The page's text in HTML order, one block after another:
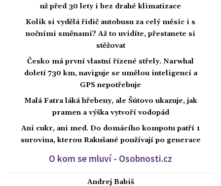
už před 30 lety i bez drahé klimatizace
Kolik si vydělá řidič autobusu za celý měsíc i s
nočními směnami? Až to uvidíte, přestanete si
stěžovat
Česko má první vlastní řízené střely. Narwhal
doletí 730 km, naviguje se umělou inteligencí a
GPS nepotřebuje
Malá Fatra láká hřebeny, ale Šútovo ukazuje, jak
pramen a výška vytvoří vodopád
Ani cukr, ani med. Do domácího kompotu patří 1
surovina, kterou Rakušané používají po generace
O kom se mluví - Osobnosti.cz
Andrej Babiš